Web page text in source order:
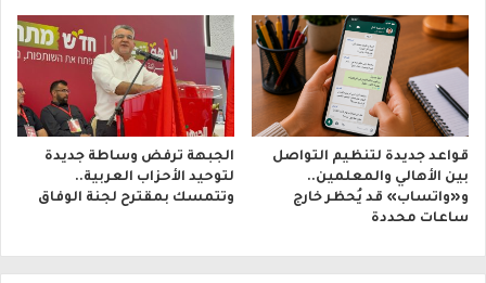
قواعد جديدة لتنظيم التواصل
بين الأهالي والمعلمين..
و«واتساب» قد يُحظر خارج
ساعات محددة
الجبهة ترفض وساطة جديدة
لتوحيد الأحزاب العربية..
وتتمسك بمقترح لجنة الوفاق